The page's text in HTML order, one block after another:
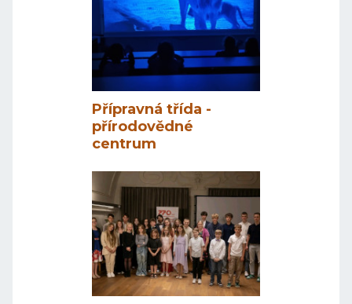
Přípravná třída -
přírodovědné
centrum